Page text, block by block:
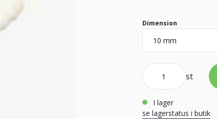
Dimension
st
i lager
se lagerstatus i butik